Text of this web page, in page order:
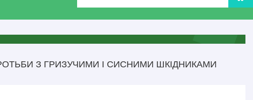
З ГРИЗУЧИМИ І СИСНИМИ ШКІДНИКАМИ